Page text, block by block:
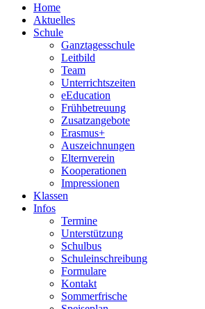
Home
Aktuelles
Schule
Ganztagesschule
Leitbild
Team
Unterrichtszeiten
eEducation
Frühbetreuung
Zusatzangebote
Erasmus+
Auszeichnungen
Elternverein
Kooperationen
Impressionen
Klassen
Infos
Termine
Unterstützung
Schulbus
Schuleinschreibung
Formulare
Kontakt
Sommerfrische